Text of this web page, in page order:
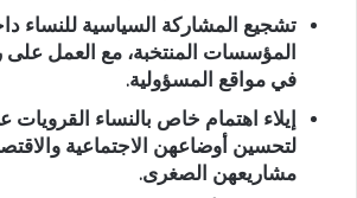
تشجيع المشاركة السياسية للنساء
المؤسسات المنتخبة، مع العمل على
في مواقع المسؤولية.
إيلاء اهتمام خاص بالنساء القرويات
لتحسين أوضاعهن الاجتماعية
مشاريعهن الصغرى.